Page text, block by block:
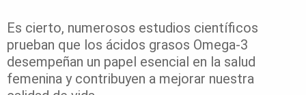
Es cierto, numerosos estudios científicos
prueban que los ácidos grasos Omega-3
desempeñan un papel esencial en la salud
femenina y contribuyen a mejorar nuestra